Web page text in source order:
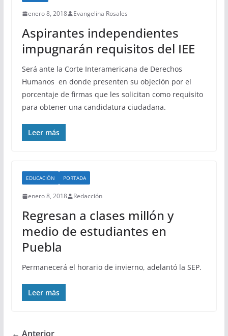
enero 8, 2018 Evangelina Rosales
Aspirantes independientes
impugnarán requisitos del IEE
Será ante la Corte Interamericana de Derechos
Humanos en donde presenten su objeción por el
porcentaje de firmas que les solicitan como requisito
para obtener una candidatura ciudadana.
Leer más
EDUCACIÓN PORTADA
enero 8, 2018 Redacción
Regresan a clases millón y
medio de estudiantes en
Puebla
Permanecerá el horario de invierno, adelantó la SEP.
Leer más
← Anterior